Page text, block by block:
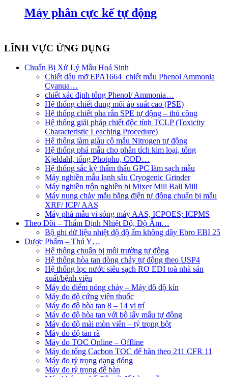
Máy phân cực kế tự động
LĨNH VỰC ỨNG DỤNG
Chuẩn Bị Xử Lý Mẫu Hoá Sinh
Chiết dầu mỡ EPA1664_chiết mẫu Phenol Ammonia
Cyanua…
chiết xác định tổng Phenol/ Ammonia…
Hệ thống chiết dung môi áp suất cao (PSE)
Hệ thống chiết pha rắn SPE tự động – thủ công
Hệ thống giải pháp chiết độc tính TCLP (Toxicity
Characteristic Leaching Procedure)
Hệ thống làm giàu cô mẫu Nitrogen tự động
Hệ thống phá mẫu cho phân tích kim loại, tổng
Kjeldahl, tổng Photpho, COD…
Hệ thống sắc ký thẩm thấu GPC làm sạch mẫu
Máy nghiền mẫu lạnh sâu Cryogenic Grinder
Máy nghiền trộn nghiền bi Mixer Mill Ball Mill
Máy nung chảy mẫu bằng điện tự động chuẩn bị mẫu
XRF/ ICP/ AAS
Máy phá mẫu vi sóng máy AAS, ICPOES; ICPMS
Theo Dõi – Thẩm Định Nhiệt Độ, Độ Ẩm…
Bộ ghi dữ liệu nhiệt độ độ ẩm không dây Ebro EBI 25
Dược Phẩm – Thú Y…
Hệ thống chuẩn bị môi trường tự động
Hệ thống hòa tan dòng chảy tự động theo USP4
Hệ thống lọc nước siêu sạch RO EDI​​ toà nhà sản
xuất/bệnh viện
Máy đo điểm nóng chảy – Máy đô độ kín
Máy đo độ cứng viên thuốc
Máy đo độ hòa tan 8 – 14 vị trí
Máy đo độ hòa tan với bộ lấy mẫu tự động
Máy đo độ mài mòn viên – tỷ trọng bột
Máy đo độ tan rã
Máy đo TOC Online – Offline
Máy đo tổng Cacbon TOC để bàn theo 211 CFR 11
Máy đo tỷ trọng dạng đóng
Máy đo tỷ trọng để bàn